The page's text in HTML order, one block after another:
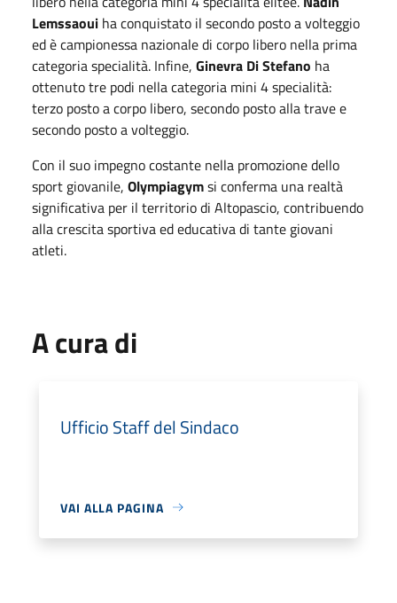
Lemssaoui ha conquistato il secondo posto a volteggio
ed è campionessa nazionale di corpo libero nella prima
categoria specialità. Infine, Ginevra Di Stefano ha
ottenuto tre podi nella categoria mini 4 specialità:
terzo posto a corpo libero, secondo posto alla trave e
secondo posto a volteggio.
Con il suo impegno costante nella promozione dello
sport giovanile, Olympiagymsi conferma una realtà
significativa per il territorio di Altopascio, contribuendo
alla crescita sportiva ed educativa di tante giovani
atleti.
A cura di
Ufficio Staff del Sindaco
VAI ALLA PAGINA